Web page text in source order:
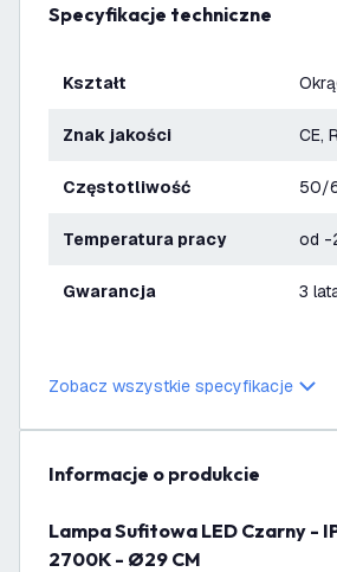
Specyfikacje techniczne
Kształt
Znak jakości CE,
Częstotliwość 50/
Temperatura pracy od -
Gwarancja 3
Zobacz wszystkie specyfikacje
informacje o produkcie
Lampa Sufitowa LED Czarny - IP44 - 18W -
2700K - Ø29 CM